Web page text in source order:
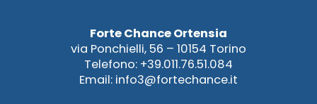
Forte Chance Ortensia
via Ponchielli, 56 – 10154 Torino
Telefono: +39.011.76.51.084
Email: info3@fortechance.it